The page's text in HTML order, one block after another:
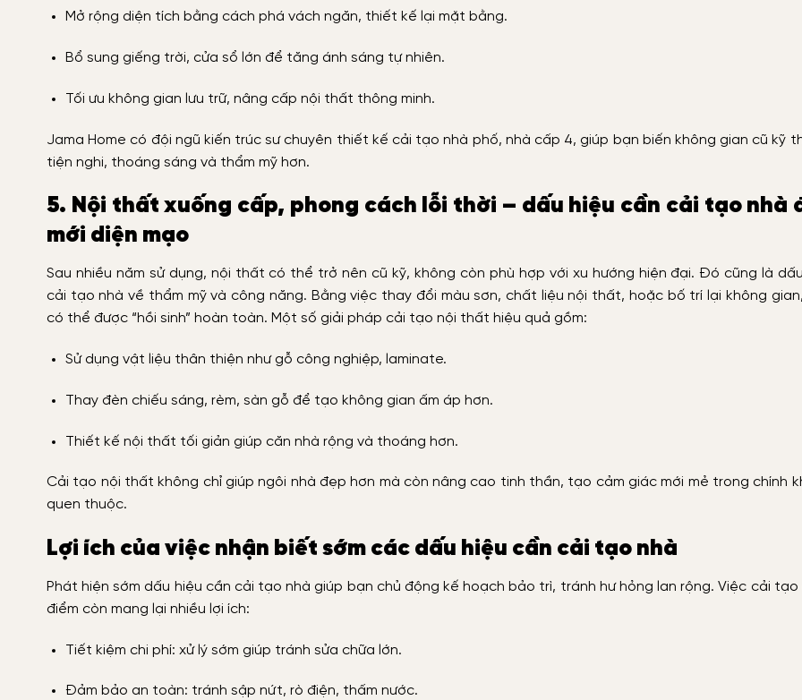
Mở rộng diện tích bằng cách phá vách ngăn, thiết kế lại mặt bằng.
Bổ sung giếng trời, cửa sổ lớn để tăng ánh sáng tự nhiên.
Tối ưu không gian lưu trữ, nâng cấp nội thất thông minh.
Jama Home có đội ngũ kiến trúc sư chuyên thiết kế cải tạo nhà phố, nhà cấp 4, giúp bạn biến không gian cũ kỹ
tiện nghi, thoáng sáng và thẩm mỹ hơn.
5. Nội thất xuống cấp, phong cách lỗi thời – dấu hiệu cần cải tạo nhà
mới diện mạo
Sau nhiều năm sử dụng, nội thất có thể trở nên cũ kỹ, không còn phù hợp với xu hướng hiện đại. Đó cũng là
cải tạo nhà về thẩm mỹ và công năng. Bằng việc thay đổi màu sơn, chất liệu nội thất, hoặc bố trí lại không
có thể được “hồi sinh” hoàn toàn. Một số giải pháp cải tạo nội thất hiệu quả gồm:
Sử dụng vật liệu thân thiện như gỗ công nghiệp, laminate.
Thay đèn chiếu sáng, rèm, sàn gỗ để tạo không gian ấm áp hơn.
Thiết kế nội thất tối giản giúp căn nhà rộng và thoáng hơn.
Cải tạo nội thất không chỉ giúp ngôi nhà đẹp hơn mà còn nâng cao tinh thần, tạo cảm giác mới mẻ trong chính
quen thuộc.
Lợi ích của việc nhận biết sớm các dấu hiệu cần cải tạo nhà
Phát hiện sớm dấu hiệu cần cải tạo nhà giúp bạn chủ động kế hoạch bảo trì, tránh hư hỏng lan rộng. Việc cải
điểm còn mang lại nhiều lợi ích:
Tiết kiệm chi phí: xử lý sớm giúp tránh sửa chữa lớn.
Đảm bảo an toàn: tránh sập nứt, rò điện, thấm nước.